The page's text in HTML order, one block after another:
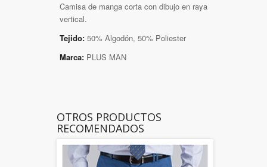
Camisa de manga corta con dibujo en raya
vertical.
Tejido: 50% Algodón, 50% Poliester
Marca: PLUS MAN
OTROS PRODUCTOS
RECOMENDADOS